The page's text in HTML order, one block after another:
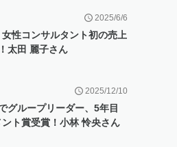
2025/6/6
女性コンサルタント初の売上
太田 麗子さん
2025/12/10
グループリーダー、5年目
ト賞受賞！小林 怜央さん